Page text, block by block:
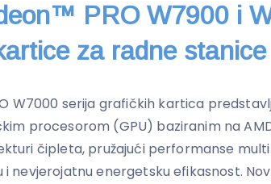
PRO W7900 i
za radne stanice
W7000 serija grafičkih kartica
procesorom (GPU) baziranim na
čipleta, pružajući performanse
nevjerojatnu energetsku efikasnost.